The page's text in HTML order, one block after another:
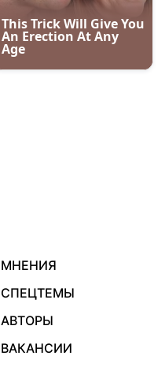
МНЕНИЯ
СПЕЦТЕМЫ
АВТОРЫ
ВАКАНСИИ